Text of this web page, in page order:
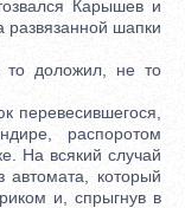
Карышев и
развязанной шапки
доложил, не то
перевесившегося,
распоротом
На всякий случай
автомата, который
и, спрыгнув в